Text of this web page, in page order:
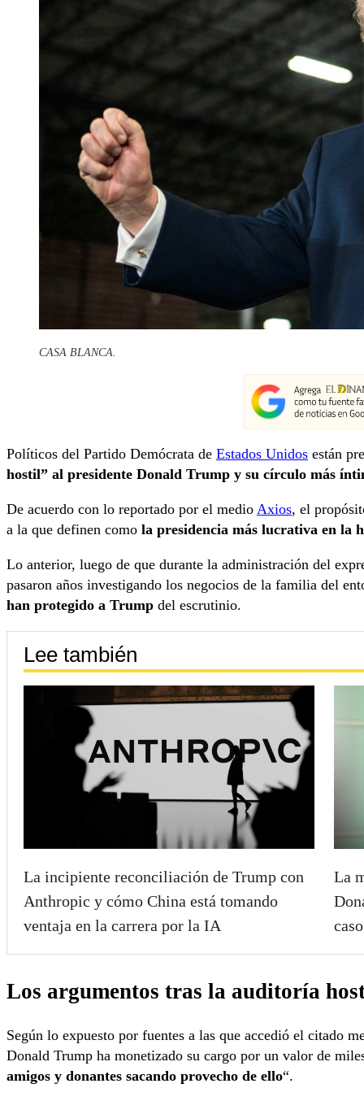
CASA BLANCA.
Políticos del Partido Demócrata de Estados Unidos están
hostil” al presidente Donald Trump y su círculo más
De acuerdo con lo reportado por el medio Axios, el
a la que definen como la presidencia más lucrativa en la
Lo anterior, luego de que durante la administración del
pasaron años investigando los negocios de la familia del
han protegido a Trump del escrutinio.
Lee también
La incipiente reconciliación de Trump con
Anthropic y cómo China está tomando
ventaja en la carrera por la IA
La
Los argumentos tras la auditoría
Según lo expuesto por fuentes a las que accedió el citado
Donald Trump ha monetizado su cargo por un valor de
amigos y donantes sacando provecho de ello“.